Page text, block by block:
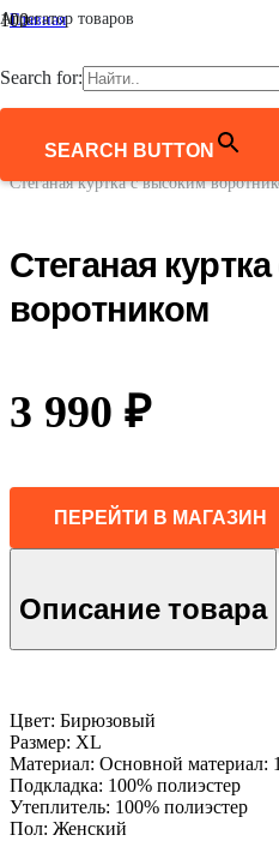
Агрегатор товаров
Search for:
SEARCH BUTTON
Главная
/
Куртки
Стеганая куртка с высоким
Стеганая
воротником
3 990 ₽
ПЕРЕЙТИ В МАГАЗИН
Описание товара
Цвет: Бирюзовый
Размер: XL
Материал: Основной материал:
Подкладка: 100% полиэстер
Утеплитель: 100% полиэстер
Пол: Женский